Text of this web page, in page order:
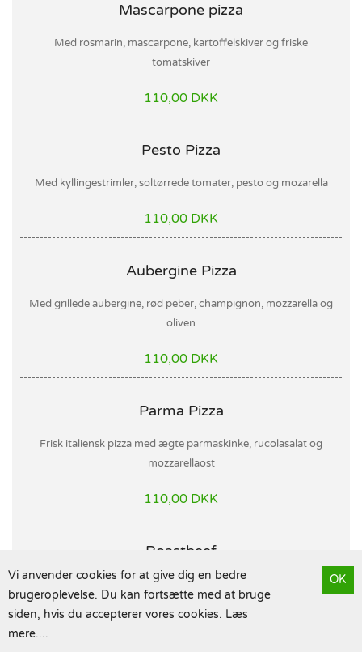
Mascarpone pizza
Med rosmarin, mascarpone, kartoffelskiver og friske
tomatskiver
110,00 DKK
Pesto Pizza
Med kyllingestrimler, soltørrede tomater, pesto og mozarella
110,00 DKK
Aubergine Pizza
Med grillede aubergine, rød peber, champignon, mozzarella og
oliven
110,00 DKK
Parma Pizza
Frisk italiensk pizza med ægte parmaskinke, rucolasalat og
mozzarellaost
110,00 DKK
Roastbeef
Med tomatsauce, ost, løg, champignon, rød peber, roastbeef,
Vi anvender cookies for at give dig en bedre
brugeroplevelse. Du kan fortsætte med at bruge
siden, hvis du accepterer vores cookies. Læs
mere....
OK